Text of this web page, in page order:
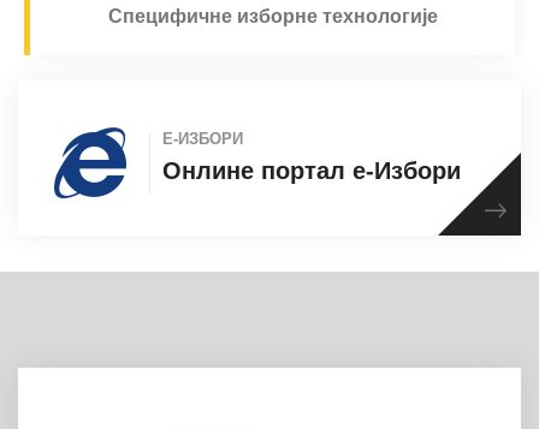
Специфичне изборне технологије
Е-ИЗБОРИ
Онлине портал е-Избори